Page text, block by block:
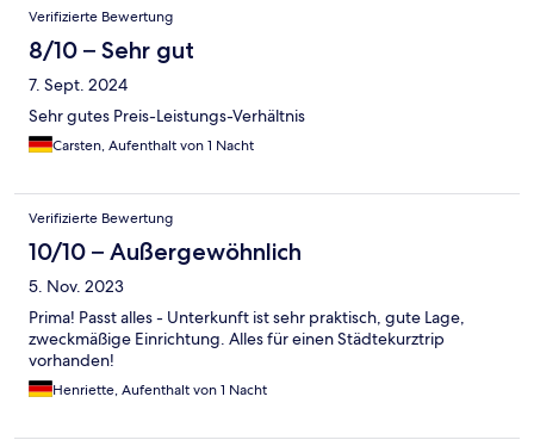
Verifizierte Bewertung
8/10 – Sehr gut
7. Sept. 2024
Sehr gutes Preis-Leistungs-Verhältnis
Carsten, Aufenthalt von 1 Nacht
Verifizierte Bewertung
10/10 – Außergewöhnlich
5. Nov. 2023
Prima! Passt alles - Unterkunft ist sehr praktisch, gute Lage,
zweckmäßige Einrichtung. Alles für einen Städtekurztrip
vorhanden!
Henriette, Aufenthalt von 1 Nacht